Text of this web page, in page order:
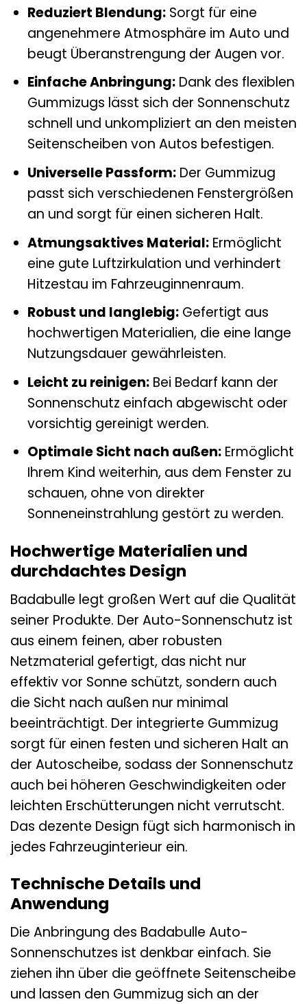
Reduziert Blendung:Sorgt für eine
angenehmere Atmosphäre im Auto und
beugt Überanstrengung der Augen vor.
Einfache Anbringung:Dank des flexiblen
Gummizugs lässt sich der Sonnenschutz
schnell und unkompliziert an den meisten
Seitenscheiben von Autos befestigen.
Universelle Passform:Der Gummizug
passt sich verschiedenen Fenstergrößen
an und sorgt für einen sicheren Halt.
Atmungsaktives Material:Ermöglicht
eine gute Luftzirkulation und verhindert
Hitzestau im Fahrzeuginnenraum.
Robust und langlebig:Gefertigt aus
hochwertigen Materialien, die eine lange
Nutzungsdauer gewährleisten.
Leicht zu reinigen:Bei Bedarf kann der
Sonnenschutz einfach abgewischt oder
vorsichtig gereinigt werden.
Optimale Sicht nach außen:Ermöglicht
Ihrem Kind weiterhin, aus dem Fenster zu
schauen, ohne von direkter
Sonneneinstrahlung gestört zu werden.
Hochwertige Materialien und
durchdachtes Design
Badabulle legt großen Wert auf die Qualität
seiner Produkte. Der Auto-Sonnenschutz ist
aus einem feinen, aber robusten
Netzmaterial gefertigt, das nicht nur
effektiv vor Sonne schützt, sondern auch
die Sicht nach außen nur minimal
beeinträchtigt. Der integrierte Gummizug
sorgt für einen festen und sicheren Halt an
der Autoscheibe, sodass der Sonnenschutz
auch bei höheren Geschwindigkeiten oder
leichten Erschütterungen nicht verrutscht.
Das dezente Design fügt sich harmonisch in
jedes Fahrzeuginterieur ein.
Technische Details und
Anwendung
Die Anbringung des Badabulle Auto-
Sonnenschutzes ist denkbar einfach. Sie
ziehen ihn über die geöffnete Seitenscheibe
und lassen den Gummizug sich an der